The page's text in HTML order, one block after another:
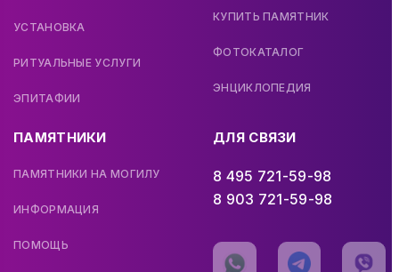
УСТАНОВКА
РИТУАЛЬНЫЕ УСЛУГИ
ЭПИТАФИИ
КУПИТЬ ПАМЯТНИК
ФОТОКАТАЛОГ
ЭНЦИКЛОПЕДИЯ
ПАМЯТНИКИ
ПАМЯТНИКИ НА МОГИЛУ
ИНФОРМАЦИЯ
ПОМОЩЬ
ДЛЯ СВЯЗИ
8 495 721-59-98
8 903 721-59-98